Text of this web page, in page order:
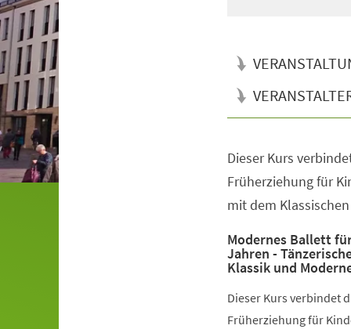
Dieser Kurs
Früherziehung für
mit dem
Modernes Ballett
Jahren -
Klassik und
Dieser Kurs verbindet
Früherziehung für